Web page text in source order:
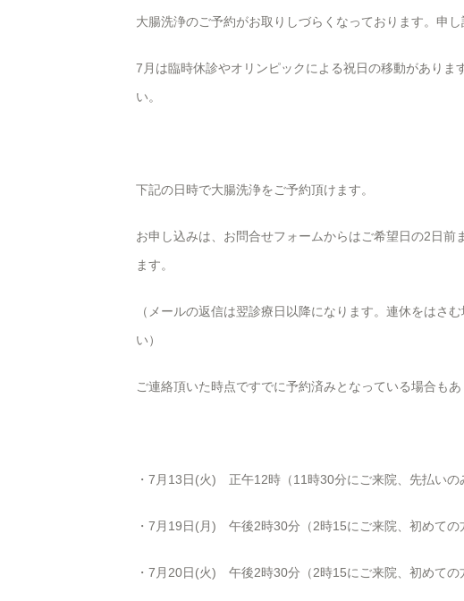
大腸洗浄のご予約がお取りしづらくなっております。申し
7月は臨時休診やオリンピックによる祝日の移動がありま
い。
下記の日時で大腸洗浄をご予約頂けます。
お申し込みは、お問合せフォームからはご希望日の2日
ます。
（メールの返信は翌診療日以降になります。連休をはさ
い）
ご連絡頂いた時点ですでに予約済みとなっている場合も
・7月13日(火) 正午12時（11時30分にご来院、先払いの
・7月19日(月) 午後2時30分（2時15にご来院、初めての
・7月20日(火) 午後2時30分（2時15にご来院、初めての